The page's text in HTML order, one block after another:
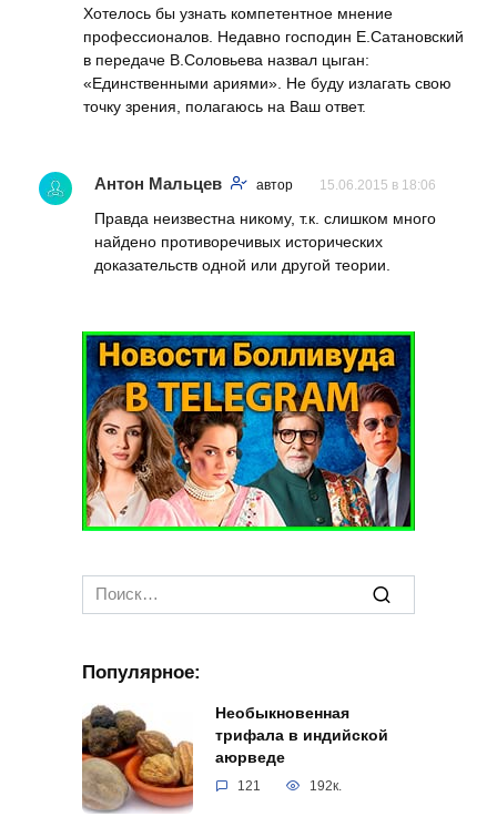
Хотелось бы узнать компетентное мнение
профессионалов. Недавно господин Е.Сатановский
в передаче В.Соловьева назвал цыган:
«Единственными ариями». Не буду излагать свою
точку зрения, полагаюсь на Ваш ответ.
Антон Мальцев автор 15.06.2015 в 18:06
Правда неизвестна никому, т.к. слишком много
найдено противоречивых исторических
доказательств одной или другой теории.
Search
for:
Популярное:
Необыкновенная
трифала в индийской
аюрведе
121 192к.